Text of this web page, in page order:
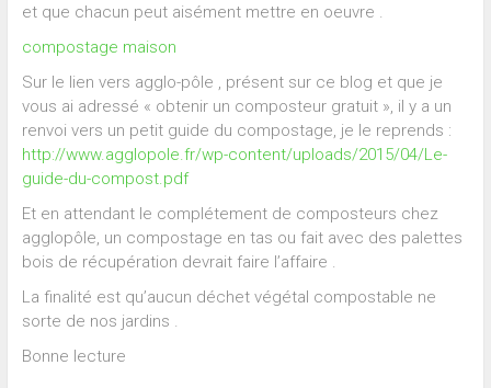
et que chacun peut aisément mettre en oeuvre .
compostage maison
Sur le lien vers agglo-pôle , présent sur ce blog et que je
vous ai adressé « obtenir un composteur gratuit », il y a un
renvoi vers un petit guide du compostage, je le reprends :
http://www.agglopole.fr/wp-content/uploads/2015/04/Le-
guide-du-compost.pdf
Et en attendant le complétement de composteurs chez
agglopôle, un compostage en tas ou fait avec des palettes
bois de récupération devrait faire l’affaire .
La finalité est qu’aucun déchet végétal compostable ne
sorte de nos jardins .
Bonne lecture